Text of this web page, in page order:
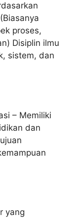
proses,
Disiplin ilmu
sistem, dan
– Memiliki
dan
yang